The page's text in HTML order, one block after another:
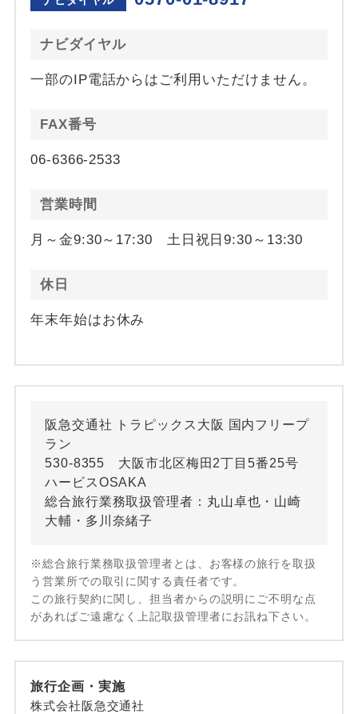
ナビダイヤル
一部のIP電話からはご利用いただけません。
FAX番号
06-6366-2533
営業時間
月～金9:30～17:30 土日祝日9:30～13:30
休日
年末年始はお休み
阪急交通社 トラピックス大阪 国内フリープ
ラン
530-8355 大阪市北区梅田2丁目5番25号
ハービスOSAKA
総合旅行業務取扱管理者：丸山卓也・山崎
大輔・多川奈緒子
※総合旅行業務取扱管理者とは、お客様の旅行を取扱
う営業所での取引に関する責任者です。
この旅行契約に関し、担当者からの説明にご不明な点
があればご遠慮なく上記取扱管理者にお訊ね下さい。
旅行企画・実施
株式会社阪急交通社